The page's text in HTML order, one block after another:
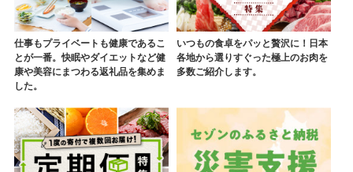
仕事もプライベートも健康であるこ
とが一番。快眠やダイエットなど健
康や美容にまつわる返礼品を集めま
した。
いつもの食卓をパッと贅沢に！日本
各地から選りすぐった極上のお肉を
多数ご紹介します。